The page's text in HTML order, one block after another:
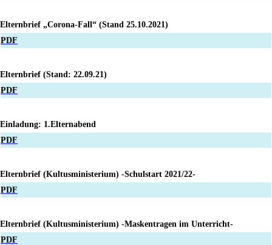
Elternbrief „Corona-Fall“ (Stand 25.10.2021)
PDF
Elternbrief (Stand: 22.09.21)
PDF
Einladung: 1.Elternabend
PDF
Elternbrief (Kultusministerium) -Schulstart 2021/22-
PDF
Elternbrief (Kultusministerium) -Maskentragen im Unterricht-
PDF